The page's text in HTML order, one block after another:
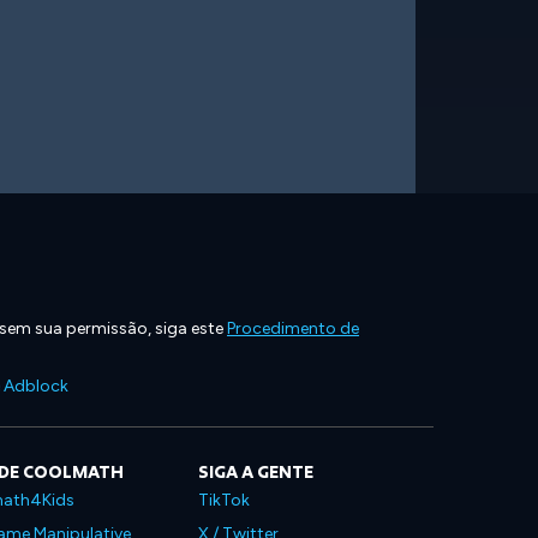
sua permissão, siga esteProcedimento de
Adblock
COOLMATH
Manipulative
SIGA A GENTE
TikTok
X / Twitter